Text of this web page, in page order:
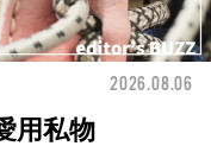
2026.08.06
用私物